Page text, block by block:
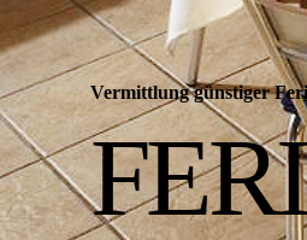
Vermittlung günstiger